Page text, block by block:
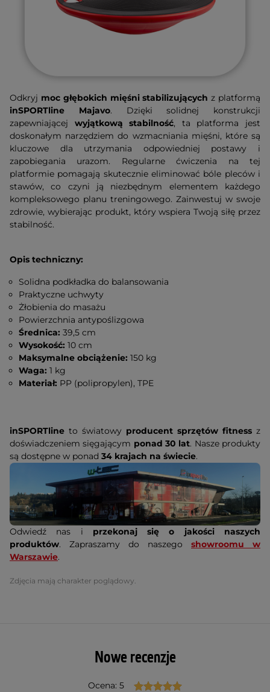
Odkryj moc głębokich mięśni stabilizujących z platformą
inSPORTline Majavo. Dzięki solidnej konstrukcji
zapewniającej wyjątkową stabilność, ta platforma jest
doskonałym narzędziem do wzmacniania mięśni, które są
kluczowe dla utrzymania odpowiedniej postawy i
zapobiegania urazom. Regularne ćwiczenia na tej
platformie pomagają skutecznie eliminować bóle pleców i
stawów, co czyni ją niezbędnym elementem każdego
kompleksowego planu treningowego. Zainwestuj w swoje
zdrowie, wybierając produkt, który wspiera Twoją siłę przez
stabilność.
Opis techniczny:
Solidna podkładka do balansowania
Praktyczne uchwyty
Żłobienia do masażu
Powierzchnia antypoślizgowa
Średnica: 39,5 cm
Wysokość: 10 cm
Maksymalne obciążenie: 150 kg
Waga: 1 kg
Materiał: PP (polipropylen), TPE
inSPORTline to światowy producent sprzętów fitness z
doświadczeniem sięgającym ponad 30 lat. Nasze produkty
są dostępne w ponad 34 krajach na świecie.
Odwiedź nas i przekonaj się o jakości naszych
produktów. Zapraszamy do naszego showroomu w
Warszawie.
Zdjęcia mają charakter poglądowy.
Nowe recenzje
Ocena: 5